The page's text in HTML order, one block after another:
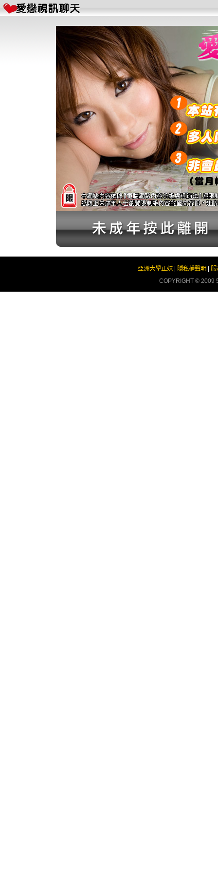
亞洲大學正妹 隱私權聲明
服
COPYRIGHT © 2009